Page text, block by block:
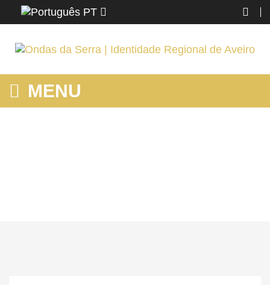
PT
MENU